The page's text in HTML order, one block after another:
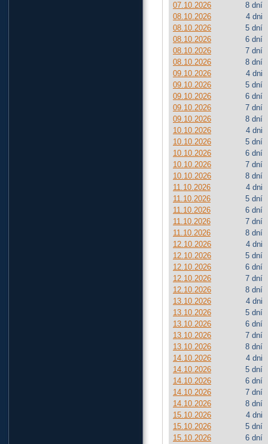
07.10.2026
8 dní
08.10.2026
4 dni
08.10.2026
5 dní
08.10.2026
6 dní
08.10.2026
7 dní
08.10.2026
8 dní
09.10.2026
4 dni
09.10.2026
5 dní
09.10.2026
6 dní
09.10.2026
7 dní
09.10.2026
8 dní
10.10.2026
4 dni
10.10.2026
5 dní
10.10.2026
6 dní
10.10.2026
7 dní
10.10.2026
8 dní
11.10.2026
4 dni
11.10.2026
5 dní
11.10.2026
6 dní
11.10.2026
7 dní
11.10.2026
8 dní
12.10.2026
4 dni
12.10.2026
5 dní
12.10.2026
6 dní
12.10.2026
7 dní
12.10.2026
8 dní
13.10.2026
4 dni
13.10.2026
5 dní
13.10.2026
6 dní
13.10.2026
7 dní
13.10.2026
8 dní
14.10.2026
4 dni
14.10.2026
5 dní
14.10.2026
6 dní
14.10.2026
7 dní
14.10.2026
8 dní
15.10.2026
4 dni
15.10.2026
5 dní
15.10.2026
6 dní